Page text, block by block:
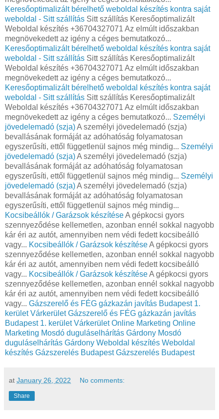
Keresőoptimalizált bérelhető weboldal készítés kontra saját
weboldal - Sitt szállítás Sitt szállítás Keresőoptimalizált
Weboldal készítés +36704327071 Az elmúlt időszakban
megnövekedett az igény a céges bemutatkozó...
Keresőoptimalizált bérelhető weboldal készítés kontra saját
weboldal - Sitt szállítás Sitt szállítás Keresőoptimalizált
Weboldal készítés +36704327071 Az elmúlt időszakban
megnövekedett az igény a céges bemutatkozó...
Keresőoptimalizált bérelhető weboldal készítés kontra saját
weboldal - Sitt szállítás Sitt szállítás Keresőoptimalizált
Weboldal készítés +36704327071 Az elmúlt időszakban
megnövekedett az igény a céges bemutatkozó... Személyi
jövedelemadó (szja)A személyi jövedelemadó (szja)
bevallásának formáját az adóhatóság folyamatosan
egyszerűsíti, ettől függetlenül sajnos még mindig... Személyi
jövedelemadó (szja)A személyi jövedelemadó (szja)
bevallásának formáját az adóhatóság folyamatosan
egyszerűsíti, ettől függetlenül sajnos még mindig... Személyi
jövedelemadó (szja)A személyi jövedelemadó (szja)
bevallásának formáját az adóhatóság folyamatosan
egyszerűsíti, ettől függetlenül sajnos még mindig...
Kocsibeállók / Garázsok készítéseA gépkocsi gyors
szennyeződése kellemetlen, azonban ennél sokkal nagyobb
kár éri az autót, amennyiben nem védi fedett kocsibeálló
vagy... Kocsibeállók / Garázsok készítéseA gépkocsi gyors
szennyeződése kellemetlen, azonban ennél sokkal nagyobb
kár éri az autót, amennyiben nem védi fedett kocsibeálló
vagy... Kocsibeállók / Garázsok készítéseA gépkocsi gyors
szennyeződése kellemetlen, azonban ennél sokkal nagyobb
kár éri az autót, amennyiben nem védi fedett kocsibeálló
vagy... Gázszerelő és FÉG gázkazán javítás Budapest 1.
kerület Várkerület Gázszerelő és FÉG gázkazán javítás
Budapest 1. kerület Várkerület Online Marketing Online
Marketing Mosdó duguláselhárítás Gárdony Mosdó
duguláselhárítás Gárdony Weboldal készítés Weboldal
készítés Gázszerelés Budapest Gázszerelés Budapest
at January 26, 2022 No comments:
Share